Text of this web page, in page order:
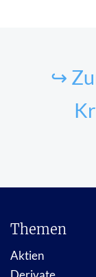
↪
Themen
Aktien